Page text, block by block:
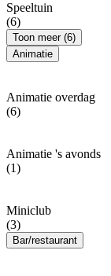
Speeltuin
(6)
Toon meer (6)
Animatie
Animatie overdag
(6)
Animatie 's avonds
(1)
Miniclub
(3)
Bar/restaurant